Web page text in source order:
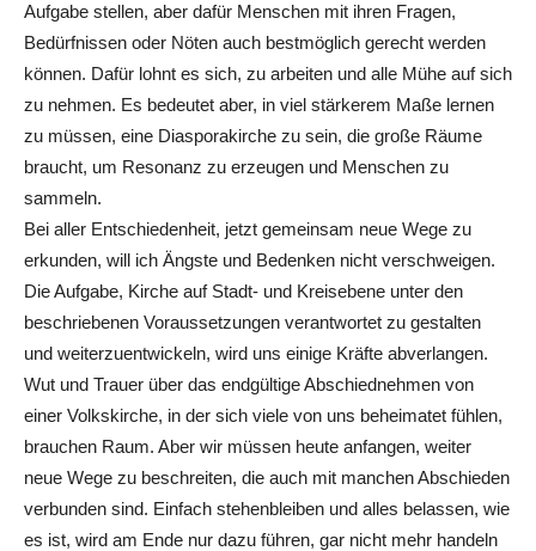
Aufgabe stellen, aber dafür Menschen mit ihren Fragen,
Bedürfnissen oder Nöten auch bestmöglich gerecht werden
können. Dafür lohnt es sich, zu arbeiten und alle Mühe auf sich
zu nehmen. Es bedeutet aber, in viel stärkerem Maße lernen
zu müssen, eine Diasporakirche zu sein, die große Räume
braucht, um Resonanz zu erzeugen und Menschen zu
sammeln.
Bei aller Entschiedenheit, jetzt gemeinsam neue Wege zu
erkunden, will ich Ängste und Bedenken nicht verschweigen.
Die Aufgabe, Kirche auf Stadt- und Kreisebene unter den
beschriebenen Voraussetzungen verantwortet zu gestalten
und weiterzuentwickeln, wird uns einige Kräfte abverlangen.
Wut und Trauer über das endgültige Abschiednehmen von
einer Volkskirche, in der sich viele von uns beheimatet fühlen,
brauchen Raum. Aber wir müssen heute anfangen, weiter
neue Wege zu beschreiten, die auch mit manchen Abschieden
verbunden sind. Einfach stehenbleiben und alles belassen, wie
es ist, wird am Ende nur dazu führen, gar nicht mehr handeln